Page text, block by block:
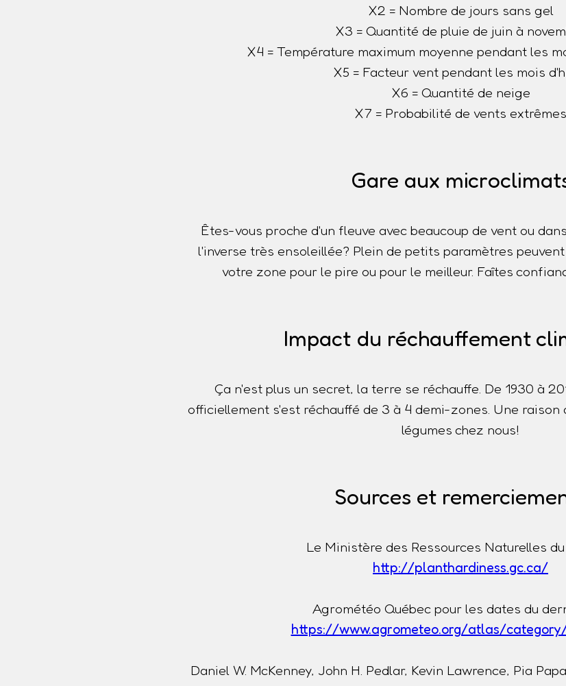
X2 = Nombre de jours sans gel
X3 = Quantité de pluie de juin à
X4 = Température maximum moyenne pendant les
X5 = Facteur vent pendant les mois
X6 = Quantité de neige
X7 = Probabilité de vents extrêmes
Gare aux
Êtes-vous proche d'un fleuve avec beaucoup de vent ou
l'inverse très ensoleillée? Plein de petits paramètres
votre zone pour le pire ou pour le meilleur. Faîtes
Impact du réchauffement
Ça n'est plus un secret, la terre se réchauffe. De 1930 à
officiellement s'est réchauffé de 3 à 4 demi-zones. Une raison
légumes chez nous!
Sources et
Le Ministère des Ressources Naturelles
http://planthardiness.gc.ca/
Agrométéo Québec pour les dates du
https://www.agrometeo.org/atlas/
Daniel W. McKenney, John H. Pedlar, Kevin Lawrence, Pia